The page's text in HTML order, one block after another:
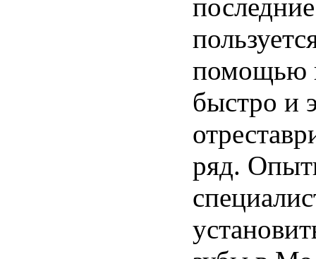
помощью
быстро и
ряд.